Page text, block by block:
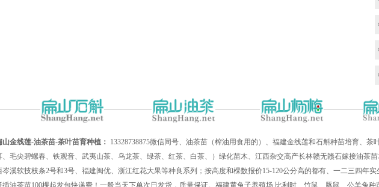
山金线莲-油茶苗-茶叶苗育种植： 13328738875微信同号、油茶苗（榨油用食用的）、福建金线莲和石斛种苗培育、
、毛尖碧螺春、铁观音、武夷山茶、乌龙茶、绿茶、红茶、白茶、）绿化苗木、江西杂交高产长林赣无赣石嫁接油茶
岑溪软技枝条2号和3号、福建闽优、浙江红花大果等种良系列；按高度和棵数报价15-120公分高的都有、一二三四年实
插油茶苗100棵起发包快递费！一般当天下单次日发货，质量保证。福建黄兔子养殖场,比利时、竹鼠、豚鼠、公羊兔种